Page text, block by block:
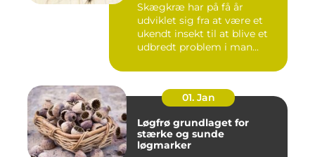
Skægkræ har på få år
udviklet sig fra at være et
ukendt insekt til at blive et
udbredt problem i man...
01. Jan
Løgfrø grundlaget for
stærke og sunde
løgmarker